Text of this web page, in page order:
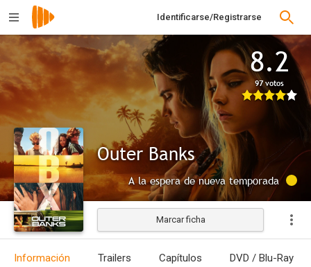
Identificarse/Registrarse
8.2
97 votos
Outer Banks
A la espera de nueva temporada
Marcar ficha
Información Trailers Capítulos DVD / Blu-Ray